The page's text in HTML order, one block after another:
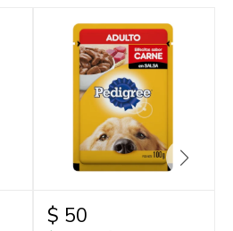
$ 50